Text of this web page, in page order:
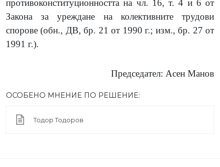
противоконституционността на чл. 16, т. 4 и 6 от
Закона за уреждане на колективните трудови
спорове (обн., ДВ, бр. 21 от 1990 г.; изм., бр. 27 от
1991 г.).
Председател: Асен Манов
ОСОБЕНО МНЕНИЕ ПО РЕШЕНИЕ:
Тодор Тодоров